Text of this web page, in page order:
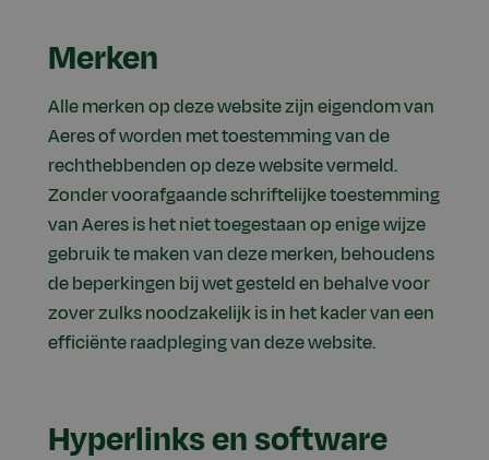
Merken
Alle merken op deze website zijn eigendom van
Aeres of worden met toestemming van de
rechthebbenden op deze website vermeld.
Zonder voorafgaande schriftelijke toestemming
van Aeres is het niet toegestaan op enige wijze
gebruik te maken van deze merken, behoudens
de beperkingen bij wet gesteld en behalve voor
zover zulks noodzakelijk is in het kader van een
efficiënte raadpleging van deze website.
Hyperlinks en software